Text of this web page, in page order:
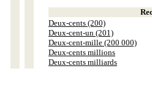
Deux-cents (200)
Deux-cent-un (201)
Deux-cent-mille (200 000)
Deux-cents millions
Deux-cents milliards